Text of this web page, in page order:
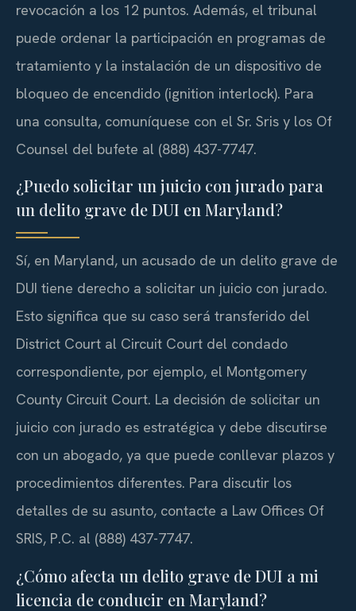
revocación a los 12 puntos. Además, el tribunal
puede ordenar la participación en programas de
tratamiento y la instalación de un dispositivo de
bloqueo de encendido (ignition interlock). Para
una consulta, comuníquese con el Sr. Sris y los Of
Counsel del bufete al (888) 437-7747.
¿Puedo solicitar un juicio con jurado para
un delito grave de DUI en Maryland?
Sí, en Maryland, un acusado de un delito grave de
DUI tiene derecho a solicitar un juicio con jurado.
Esto significa que su caso será transferido del
District Court al Circuit Court del condado
correspondiente, por ejemplo, el Montgomery
County Circuit Court. La decisión de solicitar un
juicio con jurado es estratégica y debe discutirse
con un abogado, ya que puede conllevar plazos y
procedimientos diferentes. Para discutir los
detalles de su asunto, contacte a Law Offices Of
SRIS, P.C. al (888) 437-7747.
¿Cómo afecta un delito grave de DUI a mi
licencia de conducir en Maryland?